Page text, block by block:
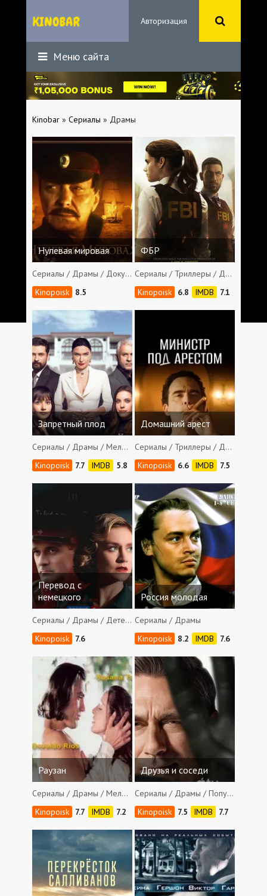
Авторизация
Меню сайта
Kinobar » Сериалы » Драмы
Нулевая мировая
Сериалы / Драмы / Документальные
8.5
ФБР
Сериалы / Триллеры / Драмы / Криминал / Детективы / Боевики
6.8
7.1
Запретный плод
Сериалы / Драмы / Мелодрамы
7.7
5.8
Домашний арест
Сериалы / Триллеры / Драмы
6.6
7.5
Перевод с
немецкого
Сериалы / Драмы / Детективы
7.6
Россия молодая
Сериалы / Драмы
8.2
7.6
Раузан
Сериалы / Драмы / Мелодрамы / Фэнтези
7.7
7.2
Друзья и соседи
Сериалы / Драмы / Популярные сериалы
7.5
7.7